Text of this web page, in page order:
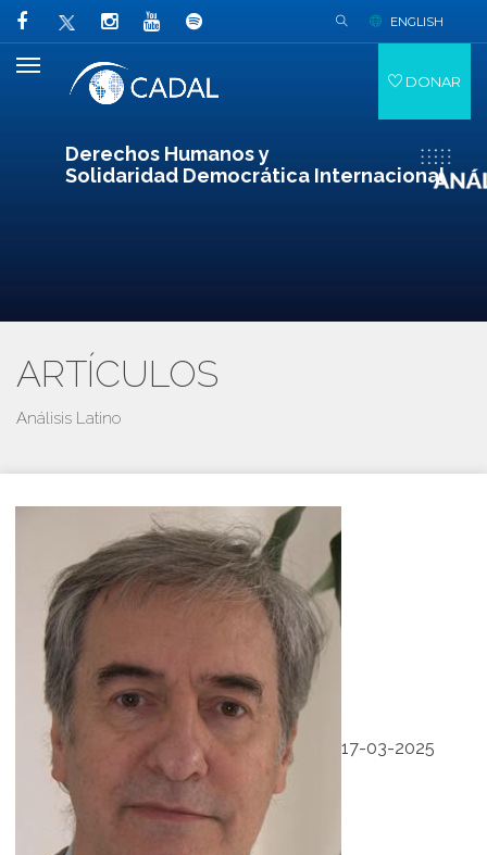
Derechos Humanos y
Solidaridad Democrática Internacional
ENGLISH
DONAR
ARTÍCULOS
Análisis Latino
17-03-2025